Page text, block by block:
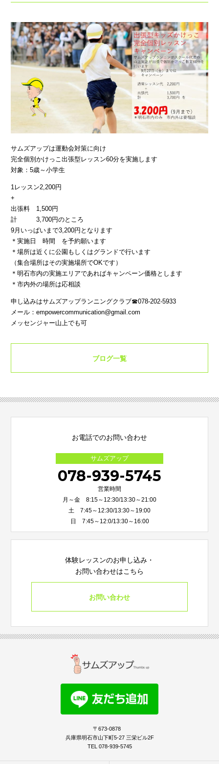
サムズアップは運動会対策に向け
完全個別かけっこ出張型レッスン60分を実施します
対象：5歳～小学生
1レッスン2,200円
+
出張料 1,500円
計 3,700円のところ
9月いっぱいまで3,200円となります
＊実施日 時間 を予約願います
＊場所は近くに公園もしくはグランドで行います
（集合場所はその実施場所でOKです）
＊明石市内の実施エリアであればキャンペーン価格とします
＊市内外の場所は応相談
申し込みはサムズアップランニングクラブ☎078-202-5933
メール：empowercommunication@gmail.com
メッセンジャー山上でも可
ブログ一覧
お電話でのお問い合わせ
サムズアップ
078-939-5745
営業時間
月～金 8:15～12:30/13:30～21:00
土 7:45～12:30/13:30～19:00
日 7:45～12:0/13:30～16:00
体験レッスンのお申し込み・
お問い合わせはこちら
お問い合わせ
〒673-0878
兵庫県明石市山下町5-27 三栄ビル2F
TEL 078-939-5745